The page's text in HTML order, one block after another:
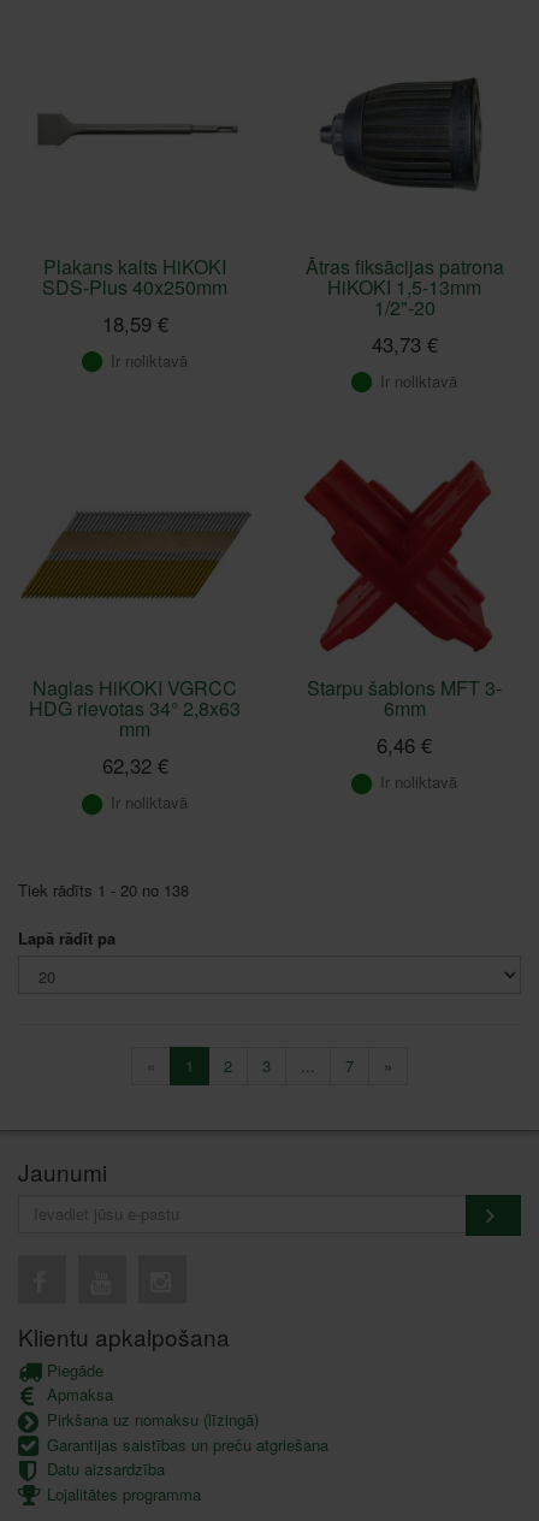
Plakans kalts HiKOKI
SDS-Plus 40x250mm
18,59 €
Ir noliktavā
Ātras fiksācijas patrona
HiKOKI 1,5-13mm
1/2"-20
43,73 €
Ir noliktavā
Naglas HiKOKI VGRCC
HDG rievotas 34° 2,8x63
mm
62,32 €
Ir noliktavā
Starpu šablons MFT 3-
6mm
6,46 €
Ir noliktavā
Tiek rādīts 1 - 20 no 138
Lapā rādīt pa
« 1 2 3 ... 7 »
Jaunumi
Klientu apkalpošana
Piegāde
Apmaksa
Pirkšana uz nomaksu (līzingā)
Garantijas saistības un preču atgriešana
Datu aizsardzība
Lojalitātes programma